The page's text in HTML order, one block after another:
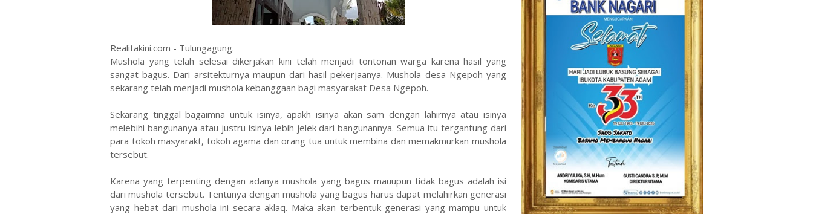
Realitakini.com - Tulungagung.
Mushola yang telah selesai dikerjakan kini telah menjadi tontonan warga karena hasil yang
sangat bagus. Dari arsitekturnya maupun dari hasil pekerjaanya. Mushola desa Ngepoh yang
sekarang telah menjadi mushola kebanggaan bagi masyarakat Desa Ngepoh.
Sekarang tinggal bagaimna untuk isinya, apakh isinya akan sam dengan lahirnya atau isinya
melebihi bangunanya atau justru isinya lebih jelek dari bangunannya. Semua itu tergantung dari
para tokoh masyarakt, tokoh agama dan orang tua untuk membina dan memakmurkan mushola
tersebut.
Karena yang terpenting dengan adanya mushola yang bagus mauupun tidak bagus adalah isi
dari mushola tersebut. Tentunya dengan mushola yang bagus harus dapat melahirkan generasi
yang hebat dari mushola ini secara aklaq. Maka akan terbentuk generasi yang mampu untuk